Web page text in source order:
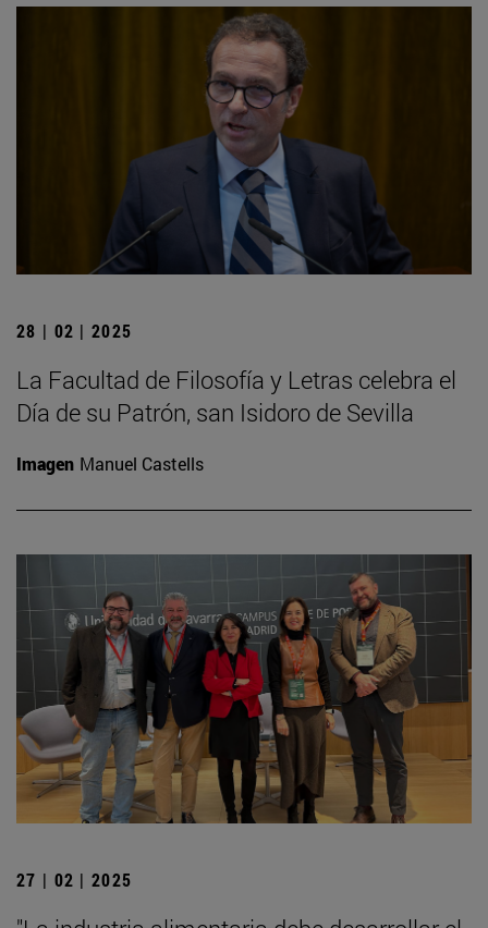
28 | 02 | 2025
La Facultad de Filosofía y Letras celebra el
Día de su Patrón, san Isidoro de Sevilla
Imagen Manuel Castells
27 | 02 | 2025